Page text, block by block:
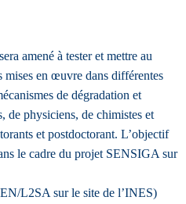
amené à tester et mettre au
mises en œuvre dans différentes
de dégradation et
de physiciens, de chimistes et
et postdoctorant. L’objectif
le cadre du projet SENSIGA sur
L2SA sur le site de l’INES)